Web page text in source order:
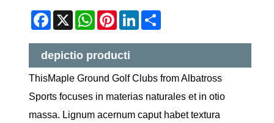
Facebook
X WhatsApp
Pinterest
LinkedIn
depictio producti
ThisMaple Ground Golf Clubs from Albatross
Sports focuses in materias naturales et in otio
massa. Lignum acernum caput habet textura